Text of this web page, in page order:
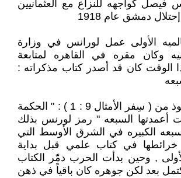
كواجهه للنزاع مع العثمانيين
دمشق عام 1918
الأولى عمل لورانس في وزارة
وكان مقره في القاهره لمتابعة
الوقت كان قد أصدر كتاب مذكراته :
عنوان الكتاب مأخوذ من ( سِفر الأمثال 9 : 1 ) : " الحكمة
أعمدتها السبعه " رمز لورنس بذلك
الكبيره في الشرق الأوسط التي
في كتاب علمي قبل بداية
, وحين بدأت الحرب دمّر الكتاب
بعد لكن جوهره كان باقياً في ذهن